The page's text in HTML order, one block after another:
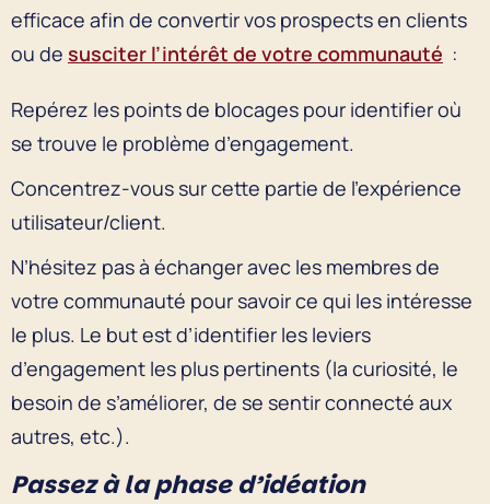
efficace afin de convertir vos prospects en clients
ou de susciter l’intérêt de votre communauté :
Repérez les points de blocages pour identifier où
se trouve le problème d’engagement.
Concentrez-vous sur cette partie de l’expérience
utilisateur/client.
N’hésitez pas à échanger avec les membres de
votre communauté pour savoir ce qui les intéresse
le plus. Le but est d’identifier les leviers
d’engagement les plus pertinents (la curiosité, le
besoin de s’améliorer, de se sentir connecté aux
autres, etc.).
Passez à la phase d’idéation